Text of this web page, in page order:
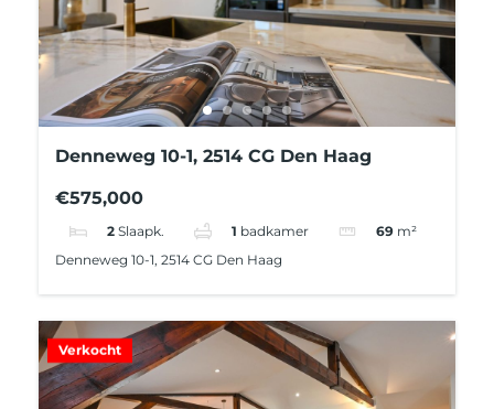
Denneweg 10-1, 2514 CG Den Haag
€575,000
2 Slaapk. 1 badkamer 69 m²
Denneweg 10-1, 2514 CG Den Haag
Verkocht